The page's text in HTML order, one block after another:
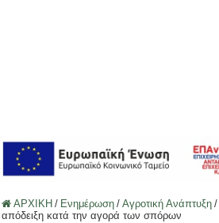
ΑΡΧΙΚΗ / Ενημέρωση / Αγροτική Ανάπτυξη /
απόδειξη κατά την αγορά των σπόρων